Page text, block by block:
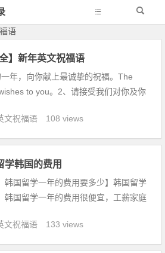
语
】新年英文祝福语
年，向你献上最诚挚的祝福。The
to you。2、请接受我们对你及你
文祝福语 108 views
学韩国的费用
韩国留学一年的费用要多少】韩国留学
韩国留学一年的费用很便宜，工薪家庭
。韩国首尔地区根据大学不同学费也
很重要。第一年费用会稍微高一点。大
文祝福语 133 views